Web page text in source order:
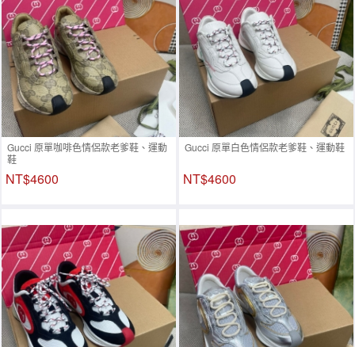
Gucci 原單咖啡色情侶款老爹鞋、運動
鞋
NT$4600
Gucci 原單白色情侶款老爹鞋、運動鞋
NT$4600